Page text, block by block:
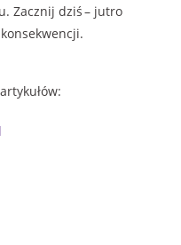
Zacznij dziś – jutro